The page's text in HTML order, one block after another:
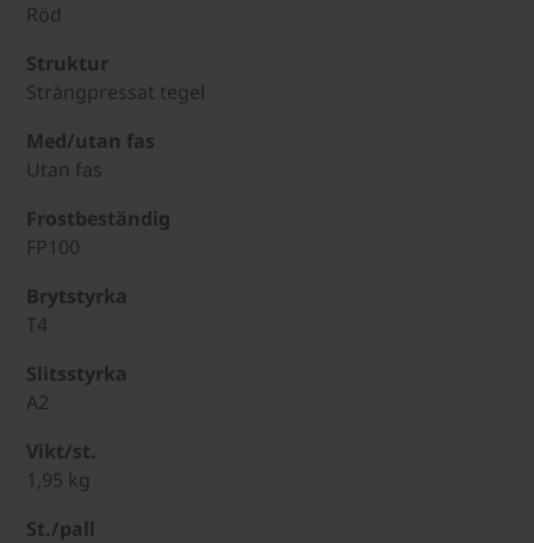
Röd
Struktur
Strängpressat tegel
Med/utan fas
Utan fas
Frostbeständig
FP100
Brytstyrka
T4
Slitsstyrka
A2
Vikt/st.
1,95 kg
St./pall